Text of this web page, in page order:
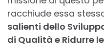
racchiude essa
salienti dello
di Qualità e Ridurre